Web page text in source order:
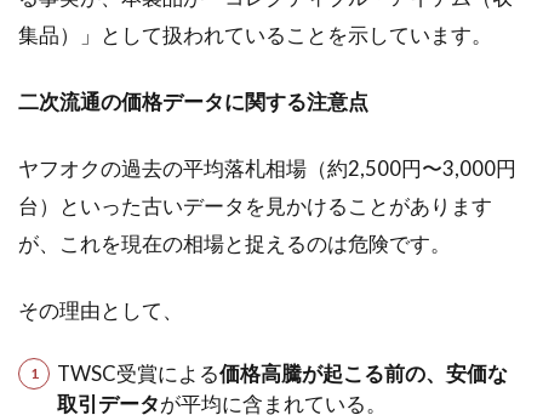
集品）」として扱われていることを示しています。
二次流通の価格データに関する注意点
ヤフオクの過去の平均落札相場（約2,500円〜3,000円
台）といった古いデータを見かけることがあります
が、これを現在の相場と捉えるのは危険です。
その理由として、
TWSC受賞による価格高騰が起こる前の、安価な
取引データが平均に含まれている。